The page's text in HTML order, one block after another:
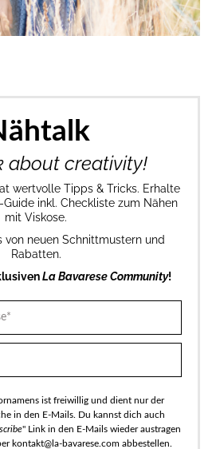
about creativity!
wertvolle Tipps & Tricks. Erhalte
Guide inkl. Checkliste zum Nähen
mit Viskose.
von neuen Schnittmustern und
Rabatten.
La Bavarese Community!
ist freiwillig und dient nur der
in den E-Mails. Du kannst dich auch
" Link in den E-Mails wieder austragen
kontakt@la-bavarese.com abbestellen.